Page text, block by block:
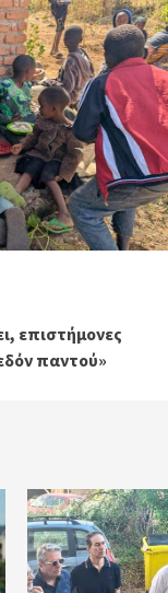
επιστήμονες
παντού»